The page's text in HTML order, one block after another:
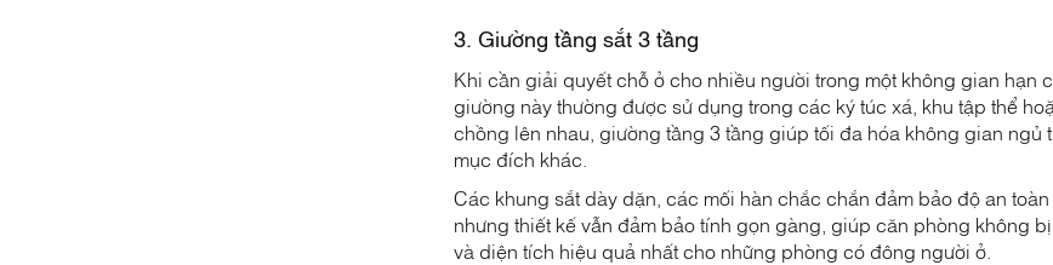
3. Giường tầng sắt 3 tầng
Khi cần giải quyết chỗ ở cho nhiều người trong một không gian hạn
giường này thường được sử dụng trong các ký túc xá, khu tập thể
chồng lên nhau, giường tầng 3 tầng giúp tối đa hóa không gian
mục đích khác.
Các khung sắt dày dặn, các mối hàn chắc chắn đảm bảo độ an
nhưng thiết kế vẫn đảm bảo tính gọn gàng, giúp căn phòng không
và diện tích hiệu quả nhất cho những phòng có đông người ở.